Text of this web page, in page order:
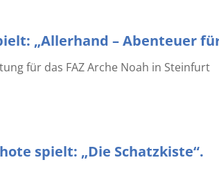
„Allerhand – Abenteuer für
für das FAZ Arche Noah in Steinfurt
spielt: „Die Schatzkiste“.